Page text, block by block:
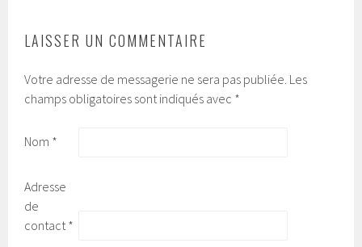
LAISSER UN COMMENTAIRE
Votre adresse de messagerie ne sera pas publiée. Les
champs obligatoires sont indiqués avec *
Nom *
Adresse
de
contact *